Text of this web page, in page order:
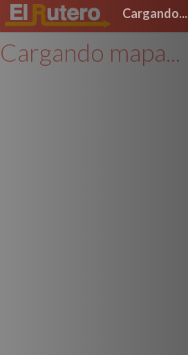
Cargando...
Cargando mapa...